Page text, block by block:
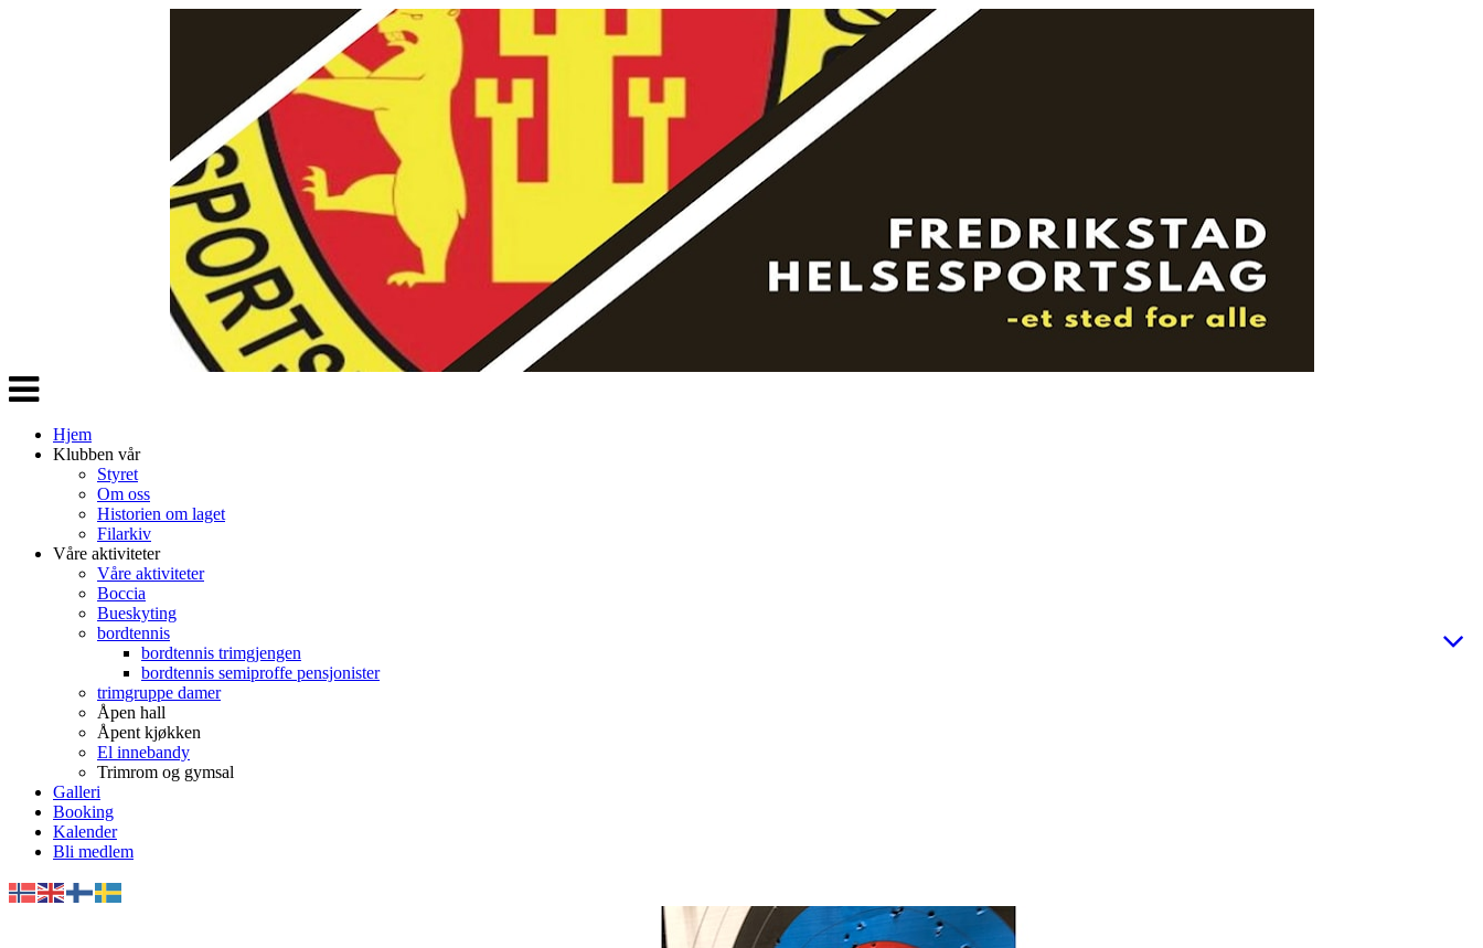
Veksle
navigasjon
Hjem
Klubben vår
Styret
Om oss
Historien om laget
Filarkiv
Våre aktiviteter
Våre aktiviteter
Boccia
Bueskyting
bordtennis
bordtennis trimgjengen
bordtennis semiproffe pensjonister
trimgruppe damer
Åpen hall
Åpent kjøkken
El innebandy
Trimrom og gymsal
Galleri
Booking
Kalender
Bli medlem